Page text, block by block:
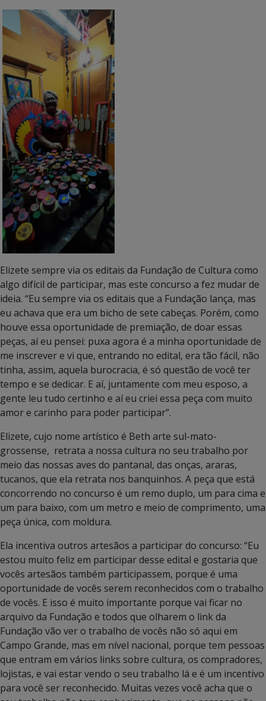
Elizete sempre via os editais da Fundação de Cultura como
algo difícil de participar, mas este concurso a fez mudar de
ideia. “Eu sempre via os editais que a Fundação lança, mas
eu achava que era um bicho de sete cabeças. Porém, como
houve essa oportunidade de premiação, de doar essas
peças, aí eu pensei: puxa agora é a minha oportunidade de
me inscrever e vi que, entrando no edital, era tão fácil, não
tinha, assim, aquela burocracia, é só questão de você ter
tempo e se dedicar. E aí, juntamente com meu esposo, a
gente leu tudo certinho e aí eu criei essa peça com muito
amor e carinho para poder participar”.
Elizete, cujo nome artístico é Beth arte sul-mato-
grossense, retrata a nossa cultura no seu trabalho por
meio das nossas aves do pantanal, das onças, araras,
tucanos, que ela retrata nos banquinhos. A peça que está
concorrendo no concurso é um remo duplo, um para cima e
um para baixo, com um metro e meio de comprimento, uma
peça única, com moldura.
Ela incentiva outros artesãos a participar do concurso: “Eu
estou muito feliz em participar desse edital e gostaria que
vocês artesãos também participassem, porque é uma
oportunidade de vocês serem reconhecidos com o trabalho
de vocês. E isso é muito importante porque vai ficar no
arquivo da Fundação e todos que olharem o link da
Fundação vão ver o trabalho de vocês não só aqui em
Campo Grande, mas em nível nacional, porque tem pessoas
que entram em vários links sobre cultura, os compradores,
lojistas, e vai estar vendo o seu trabalho lá e é um incentivo
para você ser reconhecido. Muitas vezes você acha que o